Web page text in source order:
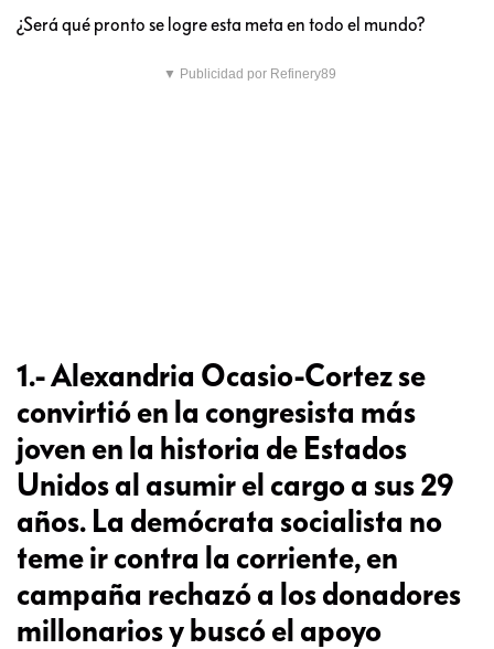
¿Será qué pronto se logre esta meta en todo el mundo?
▼ Publicidad por Refinery89
1.- Alexandria Ocasio-Cortez se
convirtió en la congresista más
joven en la historia de Estados
Unidos al asumir el cargo a sus 29
años. La demócrata socialista no
teme ir contra la corriente, en
campaña rechazó a los donadores
millonarios y buscó el apoyo